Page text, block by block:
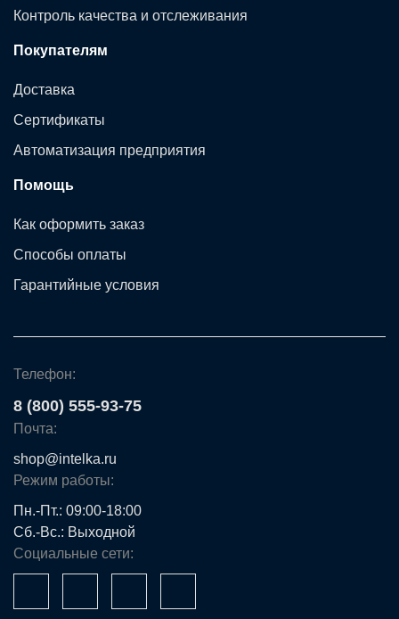
Контроль качества и отслеживания
Покупателям
Доставка
Сертификаты
Автоматизация предприятия
Помощь
Как оформить заказ
Способы оплаты
Гарантийные условия
Телефон:
8 (800) 555-93-75
Почта:
shop@intelka.ru
Режим работы:
Пн.-Пт.: 09:00-18:00
Сб.-Вс.: Выходной
Социальные сети: